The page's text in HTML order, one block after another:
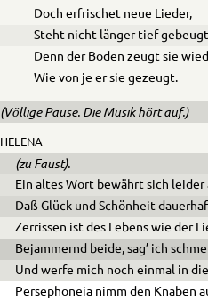
Doch erfrischet neue Lieder,
Steht nicht länger tief
Denn der Boden zeugt sie
Wie von je er sie gezeugt.
(Völlige Pause. Die Musik hört auf.)
HELENA
(zu Faust).
Ein altes Wort bewährt sich leider
Daß Glück und Schönheit
Zerrissen ist des Lebens wie der
Bejammernd beide, sag’ ich
Und werfe mich noch einmal in
Persephoneia nimm den Knaben